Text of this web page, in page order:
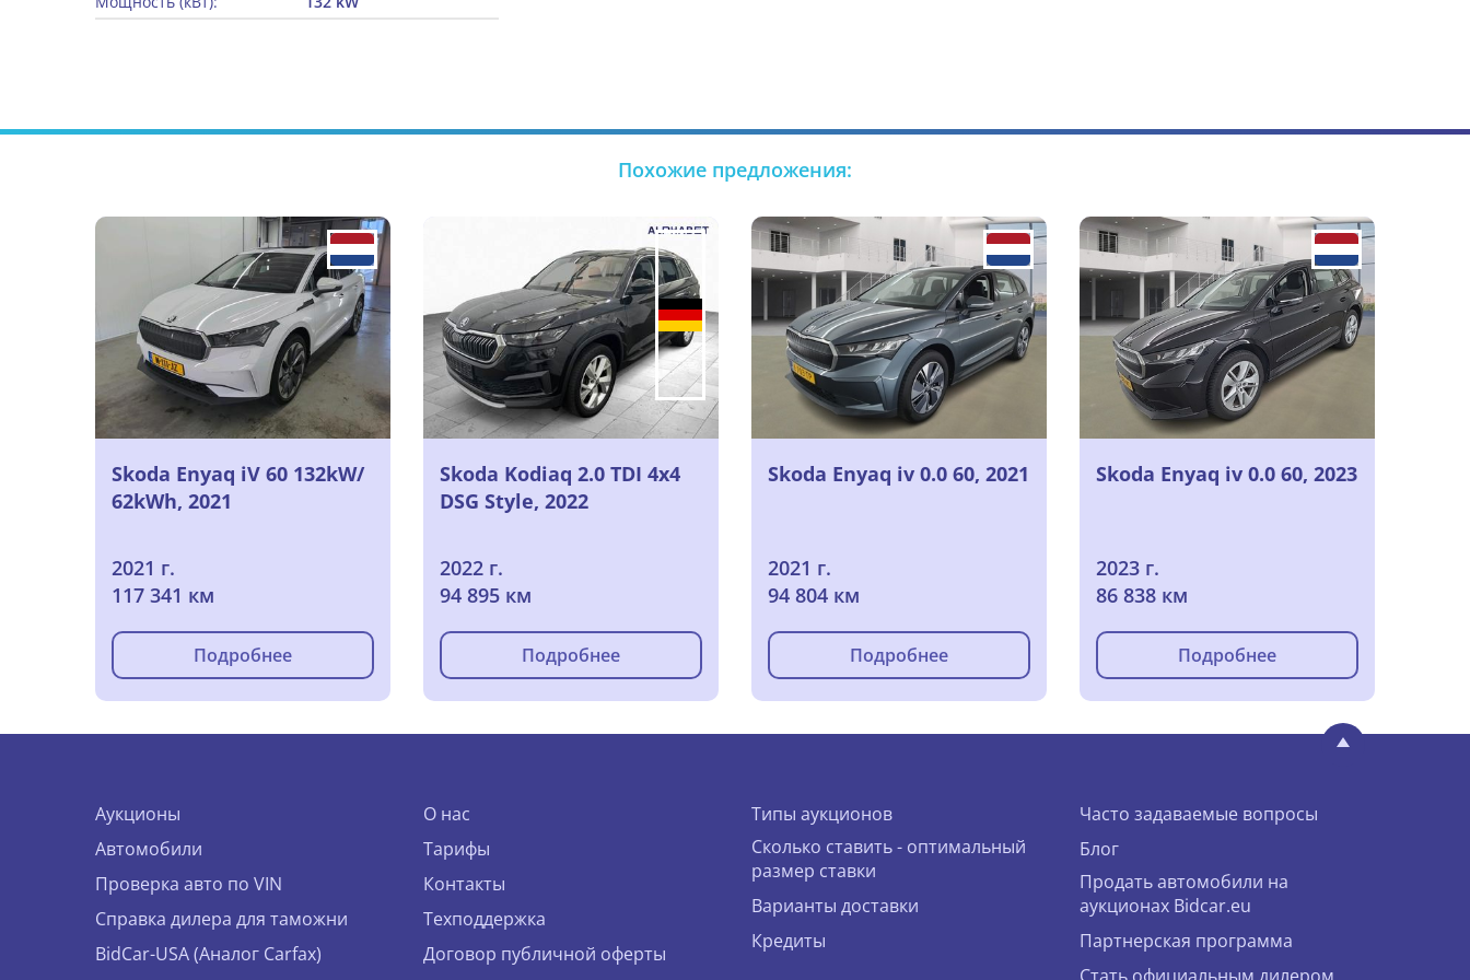
Похожие предложения:
Skoda Enyaq iV 60 132kW/
62kWh, 2021
2021 г.
117 341 км
Подробнее
Skoda Kodiaq 2.0 TDI 4x4
DSG Style, 2022
2022 г.
94 895 км
Подробнее
Skoda Enyaq iv 0.0 60, 2021
2021 г.
94 804 км
Подробнее
Skoda Enyaq iv 0.0 60, 2023
2023 г.
86 838 км
Подробнее
Аукционы
Автомобили
Проверка авто по VIN
Справка дилера для таможни
BidCar-USA (Аналог Carfax)
О нас
Тарифы
Контакты
Техподдержка
Договор публичной оферты
Типы аукционов
Сколько ставить - оптимальный
размер ставки
Варианты доставки
Кредиты
Часто задаваемые вопросы
Блог
Продать автомобили на
аукционах Bidcar.eu
Партнерская программа